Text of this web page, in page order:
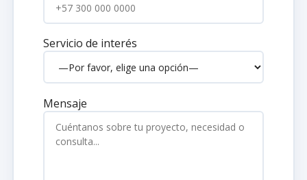
Servicio de interés
Mensaje